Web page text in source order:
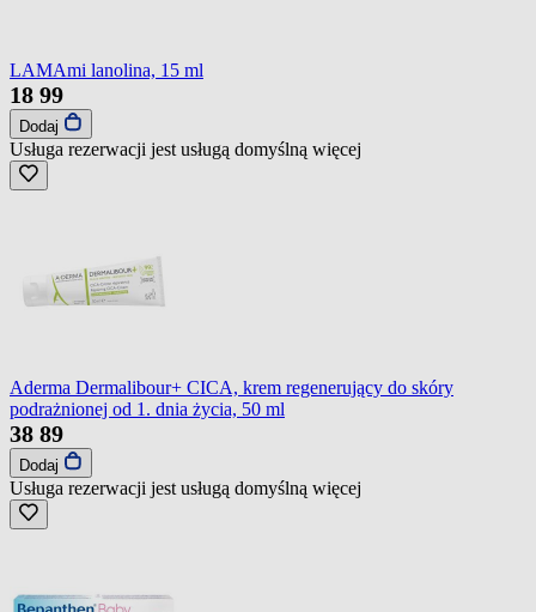
LAMAmi lanolina, 15 ml
18 99
Dodaj
Usługa rezerwacji jest usługą domyślną więcej
Aderma Dermalibour+ CICA, krem regenerujący do skóry
podrażnionej od 1. dnia życia, 50 ml
38 89
Dodaj
Usługa rezerwacji jest usługą domyślną więcej